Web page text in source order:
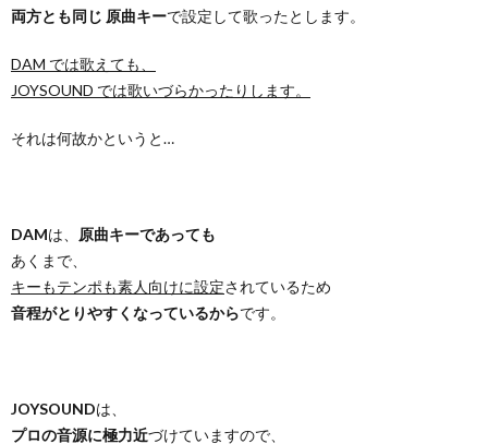
両方とも同じ 原曲キーで設定して歌ったとします。
DAM では歌えても、
JOYSOUND では歌いづらかったりします。
それは何故かというと…
DAMは、 原曲キーであっても
あくまで、
キーもテンポも素人向けに設定されているため
音程がとりやすくなっているからです。
JOYSOUNDは、
プロの音源に極力近づけていますので、